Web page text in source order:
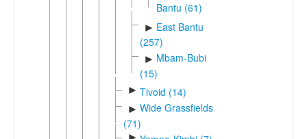
Bantu (61)
► East Bantu
(257)
► Mbam-Bubi
(15)
► Tivoid (14)
► Wide Grassfields
(71)